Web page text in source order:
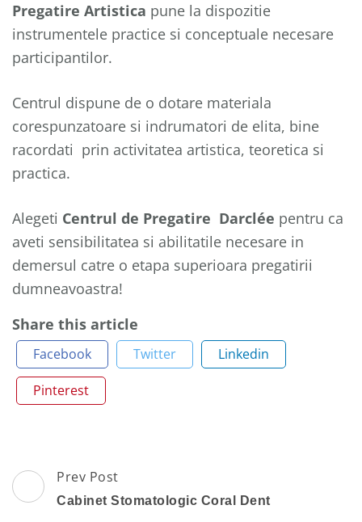
Pregatire Artistica pune la dispozitie
instrumentele practice si conceptuale necesare
participantilor.
Centrul dispune de o dotare materiala
corespunzatoare si indrumatori de elita, bine
racordati prin activitatea artistica, teoretica si
practica.
Alegeti Centrul de Pregatire Darclée pentru ca
aveti sensibilitatea si abilitatile necesare in
demersul catre o etapa superioara pregatirii
dumneavoastra!
Share this article
Facebook Twitter Linkedin
Pinterest
Post
Navigation
Prev Post
Cabinet Stomatologic Coral Dent